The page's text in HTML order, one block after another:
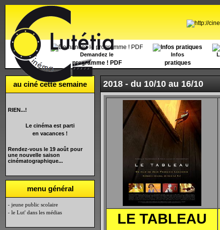
Accueil Demandez le
programme ! PDF
Infos
pratiques
au ciné cette semaine
RIEN...!
Le cinéma est parti
en vacances !
Rendez-vous le 19 août pour
une nouvelle saison
cinématographique...
menu général
- jeune public scolaire
- le Lut' dans les médias
2018 - du 10/10 au 16/10
LE TABLEAU